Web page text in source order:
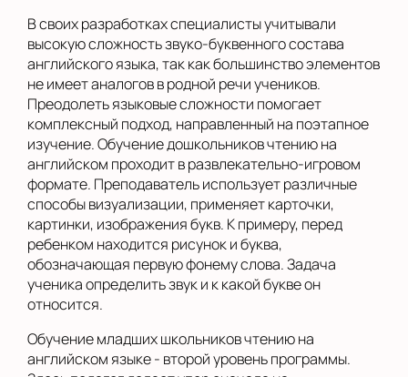
В своих разработках специалисты учитывали
высокую сложность звуко-буквенного состава
английского языка, так как большинство элементов
не имеет аналогов в родной речи учеников.
Преодолеть языковые сложности помогает
комплексный подход, направленный на поэтапное
изучение. Обучение дошкольников чтению на
английском проходит в развлекательно-игровом
формате. Преподаватель использует различные
способы визуализации, применяет карточки,
картинки, изображения букв. К примеру, перед
ребенком находится рисунок и буква,
обозначающая первую фонему слова. Задача
ученика определить звук и к какой букве он
относится.
Обучение младших школьников чтению на
английском языке - второй уровень программы.